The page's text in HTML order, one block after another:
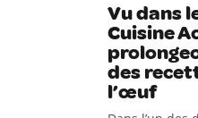
Vu dans
Cuisine
des
l’œuf